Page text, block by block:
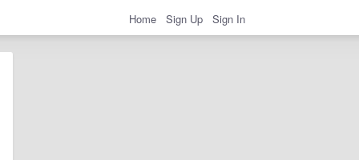
Home Sign Up Sign In